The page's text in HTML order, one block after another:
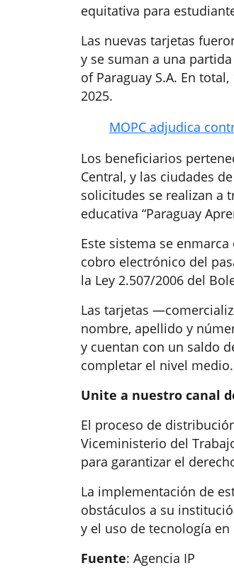
equitativa para
Las nuevas tarjetas
y se suman a una
of Paraguay S.A. En
2025.
MOPC adjudica
Los beneficiarios
Central, y las ciudades
solicitudes se realizan a
educativa “Paraguay
Este sistema se
cobro electrónico del
la Ley 2.507/2006 del
Las tarjetas
nombre, apellido y
y cuentan con un saldo
completar el nivel medio.
Unite a nuestro canal
El proceso de
Viceministerio del
para garantizar el
La implementación de
obstáculos a su
y el uso de tecnología
Fuente: Agencia IP